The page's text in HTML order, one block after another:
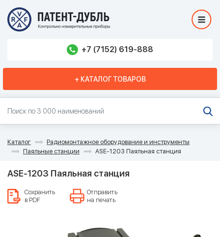
+7 (7152) 619-888
+ КАТАЛОГ ТОВАРОВ
Каталог
Радиомонтажное оборудование и инструменты
Паяльные станции
ASE-1203 Паяльная станция
ASE-1203 Паяльная станция
Сохранить
в PDF
Отправить
на печать